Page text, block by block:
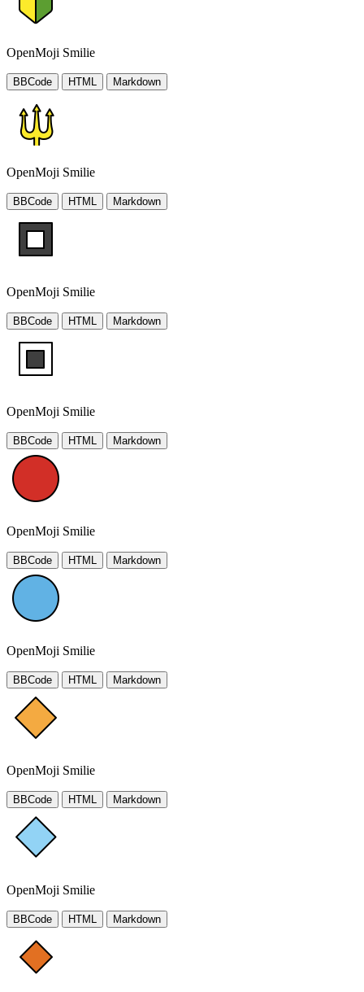
OpenMoji Smilie
BBCode HTML Markdown
OpenMoji Smilie
BBCode HTML Markdown
OpenMoji Smilie
BBCode HTML Markdown
OpenMoji Smilie
BBCode HTML Markdown
OpenMoji Smilie
BBCode HTML Markdown
OpenMoji Smilie
BBCode HTML Markdown
OpenMoji Smilie
BBCode HTML Markdown
OpenMoji Smilie
BBCode HTML Markdown